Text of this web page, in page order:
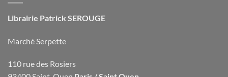
Librairie Patrick SEROUGE
Marché Serpette
110 rue des Rosiers